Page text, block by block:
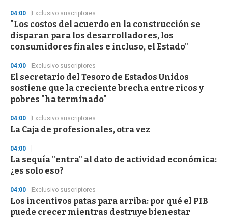
04:00 Exclusivo suscriptores
"Los costos del acuerdo en la construcción se
disparan para los desarrolladores, los
consumidores finales e incluso, el Estado"
04:00 Exclusivo suscriptores
El secretario del Tesoro de Estados Unidos
sostiene que la creciente brecha entre ricos y
pobres "ha terminado"
04:00 Exclusivo suscriptores
La Caja de profesionales, otra vez
04:00
La sequía "entra" al dato de actividad económica:
¿es solo eso?
04:00 Exclusivo suscriptores
Los incentivos patas para arriba: por qué el PIB
puede crecer mientras destruye bienestar